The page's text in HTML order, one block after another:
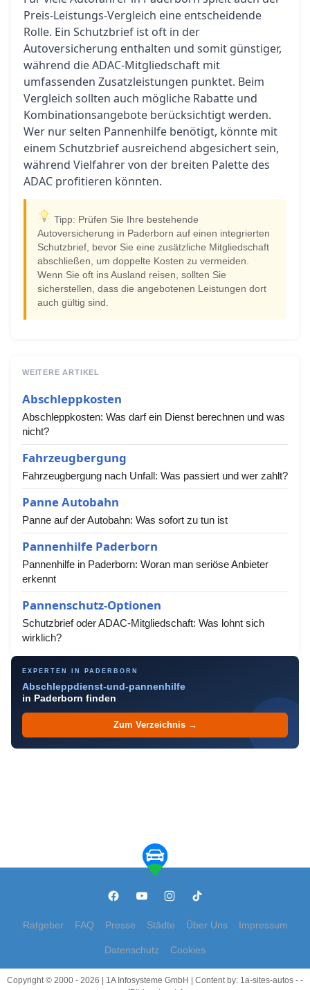
Preis-Leistungs-Vergleich eine entscheidende
Rolle. Ein Schutzbrief ist oft in der
Autoversicherung enthalten und somit günstiger,
während die ADAC-Mitgliedschaft mit
umfassenden Zusatzleistungen punktet. Beim
Vergleich sollten auch mögliche Rabatte und
Kombinationsangebote berücksichtigt werden.
Wer nur selten Pannenhilfe benötigt, könnte mit
einem Schutzbrief ausreichend abgesichert sein,
während Vielfahrer von der breiten Palette des
ADAC profitieren könnten.
Tipp: Prüfen Sie Ihre bestehende
Autoversicherung in Paderborn auf einen integrierten
Schutzbrief, bevor Sie eine zusätzliche Mitgliedschaft
abschließen, um doppelte Kosten zu vermeiden.
Wenn Sie oft ins Ausland reisen, sollten Sie
sicherstellen, dass die angebotenen Leistungen dort
auch gültig sind.
WEITERE ARTIKEL
Abschleppkosten
Abschleppkosten: Was darf ein Dienst berechnen und was
nicht?
Fahrzeugbergung
Fahrzeugbergung nach Unfall: Was passiert und wer zahlt?
Panne Autobahn
Panne auf der Autobahn: Was sofort zu tun ist
Pannenhilfe Paderborn
Pannenhilfe in Paderborn: Woran man seriöse Anbieter
erkennt
Pannenschutz-Optionen
Schutzbrief oder ADAC-Mitgliedschaft: Was lohnt sich
wirklich?
EXPERTEN IN PADERBORN
Abschleppdienst-und-pannenhilfe
in Paderborn finden
Zum Verzeichnis →
Ratgeber FAQ Presse Städte Über Uns Impressum
Datenschutz Cookies
Copyright © 2000 - 2026 | 1A Infosysteme GmbH | Content by: 1a-sites-autos - -